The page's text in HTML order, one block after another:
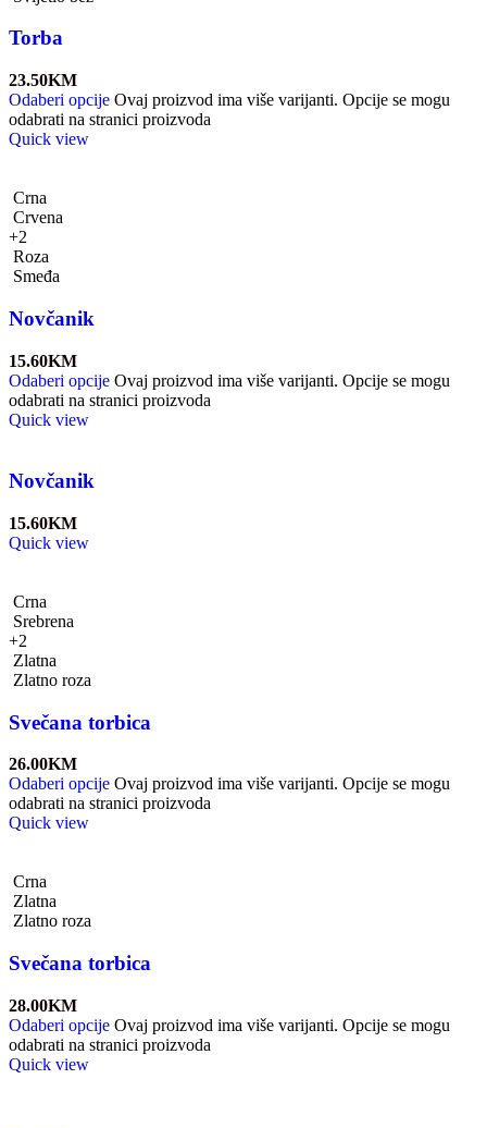
Torba
23.50KM
Odaberi opcije Ovaj proizvod ima više varijanti. Opcije se mogu
odabrati na stranici proizvoda
Quick view
Crna
Crvena
+2
Roza
Smeđa
Novčanik
15.60KM
Odaberi opcije Ovaj proizvod ima više varijanti. Opcije se mogu
odabrati na stranici proizvoda
Quick view
Novčanik
15.60KM
Quick view
Crna
Srebrena
+2
Zlatna
Zlatno roza
Svečana torbica
26.00KM
Odaberi opcije Ovaj proizvod ima više varijanti. Opcije se mogu
odabrati na stranici proizvoda
Quick view
Crna
Zlatna
Zlatno roza
Svečana torbica
28.00KM
Odaberi opcije Ovaj proizvod ima više varijanti. Opcije se mogu
odabrati na stranici proizvoda
Quick view